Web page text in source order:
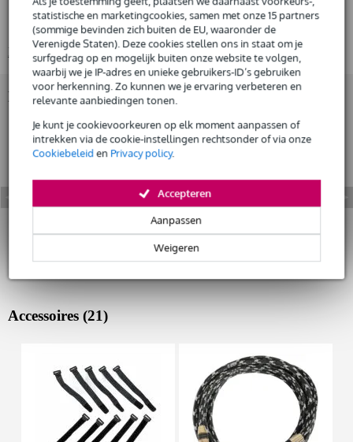
statistische en marketingcookies, samen met onze 15 partners
(sommige bevinden zich buiten de EU, waaronder de
Verenigde Staten). Deze cookies stellen ons in staat om je
surfgedrag op en mogelijk buiten onze website te volgen,
waarbij we je IP-adres en unieke gebruikers-ID’s gebruiken
voor herkenning. Zo kunnen we je ervaring verbeteren en
relevante aanbiedingen tonen.
Je kunt je cookievoorkeuren op elk moment aanpassen of
intrekken via de cookie-instellingen rechtsonder of via onze
Cookiebeleiden Privacy policy.
Weigeren
Aanpassen
Accepteren
Huur dit product
frequentiebereik: 3-40 MHz
uitgangsvermogen: 5 watt
Bekijk alle productspecificaties
Bekijk ook eens (1)
Accessoires (21)